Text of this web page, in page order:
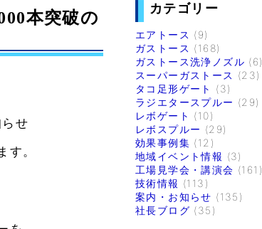
本突破の
せ
す。
カテゴリー
エアトース (9)
ガストース (168)
ガストース洗浄ノズル (6)
スーパーガストース (23)
タコ足形ゲート
(3)
ラジエタースプルー (29)
レボゲート (10)
レボスプルー (29)
効果事例集 (12)
地域イベント情報 (3)
工場見学会・講演会 (161)
技術情報 (113)
案内・お知らせ (135)
社長ブログ (35)